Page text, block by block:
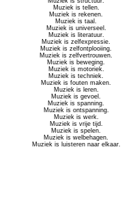
Muziek is tellen.
Muziek is rekenen.
Muziek is taal.
Muziek is universeel.
Muziek is literatuur.
Muziek is zelfexpressie.
Muziek is zelfontplooiing.
Muziek is zelfvertrouwen.
Muziek is beweging.
Muziek is motoriek.
Muziek is techniek.
Muziek is fouten maken.
Muziek is leren.
Muziek is gevoel.
Muziek is spanning.
Muziek is ontspanning.
Muziek is werk.
Muziek is vrije tijd.
Muziek is spelen.
Muziek is welbehagen.
Muziek is luisteren naar elkaar.